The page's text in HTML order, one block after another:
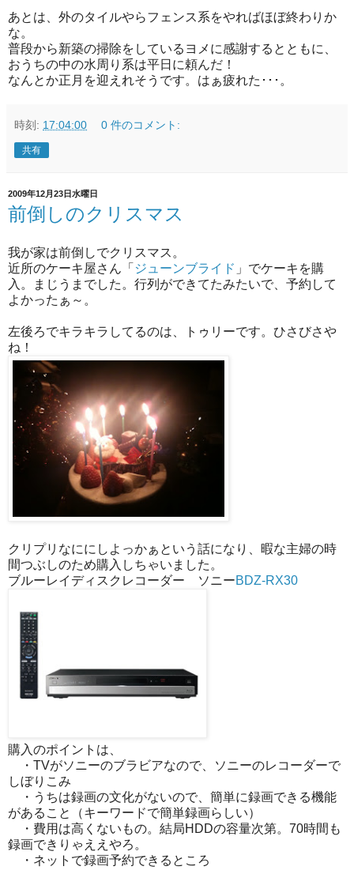
あとは、外のタイルやらフェンス系をやればほぼ終わりか
な。
普段から新築の掃除をしているヨメに感謝するとともに、
おうちの中の水周り系は平日に頼んだ！
なんとか正月を迎えれそうです。はぁ疲れた･･･。
時刻: 17:04:00 0 件のコメント:
共有
2009年12月23日水曜日
前倒しのクリスマス
我が家は前倒しでクリスマス。
近所のケーキ屋さん「 ジューンブライド 」でケーキを購
入。まじうまでした。行列ができてたみたいで、予約して
よかったぁ～。
左後ろでキラキラしてるのは、トゥリーです。ひさびさや
ね！
クリプリなににしよっかぁという話になり、暇な主婦の時
間つぶしのため購入しちゃいました。
ブルーレイディスクレコーダー ソニーBDZ-RX30
購入のポイントは、
・TVがソニーのブラビアなので、ソニーのレコーダーで
しぼりこみ
・うちは録画の文化がないので、簡単に録画できる機能
があること（キーワードで簡単録画らしい）
・費用は高くないもの。結局HDDの容量次第。70時間も
録画できりゃええやろ。
・ネットで録画予約できるところ